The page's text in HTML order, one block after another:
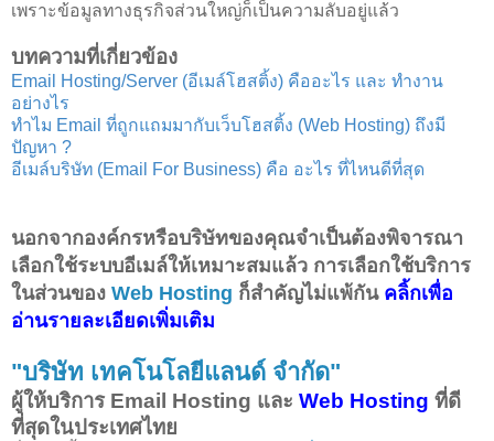
เพราะข้อมูลทางธุรกิจส่วนใหญ่ก็เป็นความลับอยู่แล้ว
บทความที่เกี่ยวข้อง
Email Hosting/Server (อีเมล์โฮสติ้ง) คืออะไร และ ทำงาน
อย่างไร
ทำไม Email ที่ถูกแถมมากับเว็บโฮสติ้ง (Web Hosting) ถึงมี
ปัญหา ?
อีเมล์บริษัท (Email For Business) คือ อะไร ที่ไหนดีที่สุด
นอกจากองค์กรหรือบริษัทของคุณจำเป็นต้องพิจารณา
เลือกใช้ระบบอีเมล์ให้เหมาะสมแล้ว การเลือกใช้บริการ
ในส่วนของ Web Hosting ก็สำคัญไม่แพ้กัน คลิ้กเพื่อ
อ่านรายละเอียดเพิ่มเติม
"บริษัท เทคโนโลยีแลนด์ จำกัด"
ผู้ให้บริการ Email Hosting และ Web Hosting ที่ดี
ที่สุดในประเทศไทย